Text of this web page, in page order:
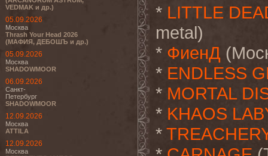
VEDMAK и др.)
05.09.2026
Москва
Thrash Your Head 2026
(МАФИЯ, ДЕБОШЪ и др.)
05.09.2026
Москва
SHADOWMOOR
06.09.2026
Санкт-
Петербург
SHADOWMOOR
12.09.2026
Москва
ATTILA
12.09.2026
Москва
* LITTLE
metal)
* ФиенД
* ENDLESS
* MORTAL
* KHAOS
*